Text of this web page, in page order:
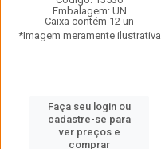
Embalagem: UN
Caixa contém 12 un
*Imagem meramente ilustrativa
Faça seu login ou
cadastre-se para
ver preços e
comprar